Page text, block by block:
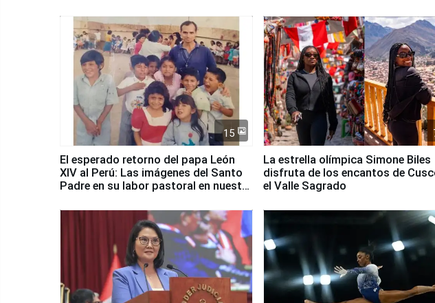
15
El esperado retorno del papa León
XIV al Perú: Las imágenes del Santo
Padre en su labor pastoral en nuestro
La estrella olímpica Simone Biles
disfruta de los encantos de
el Valle Sagrado